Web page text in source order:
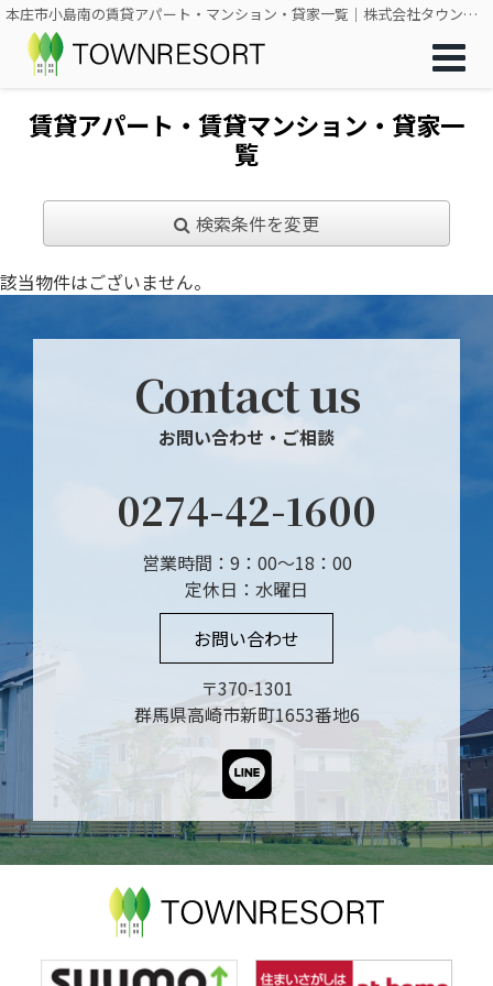
本庄市小島南の賃貸アパート・マンション・貸家一覧｜株式会社タウンリゾート
賃貸アパート・賃貸マンション・貸家一
覧
検索条件を変更
該当物件はございません。
Contact us
お問い合わせ・ご相談
0274-42-1600
営業時間：9：00～18：00
定休日：水曜日
お問い合わせ
〒370-1301
群馬県高崎市新町1653番地6